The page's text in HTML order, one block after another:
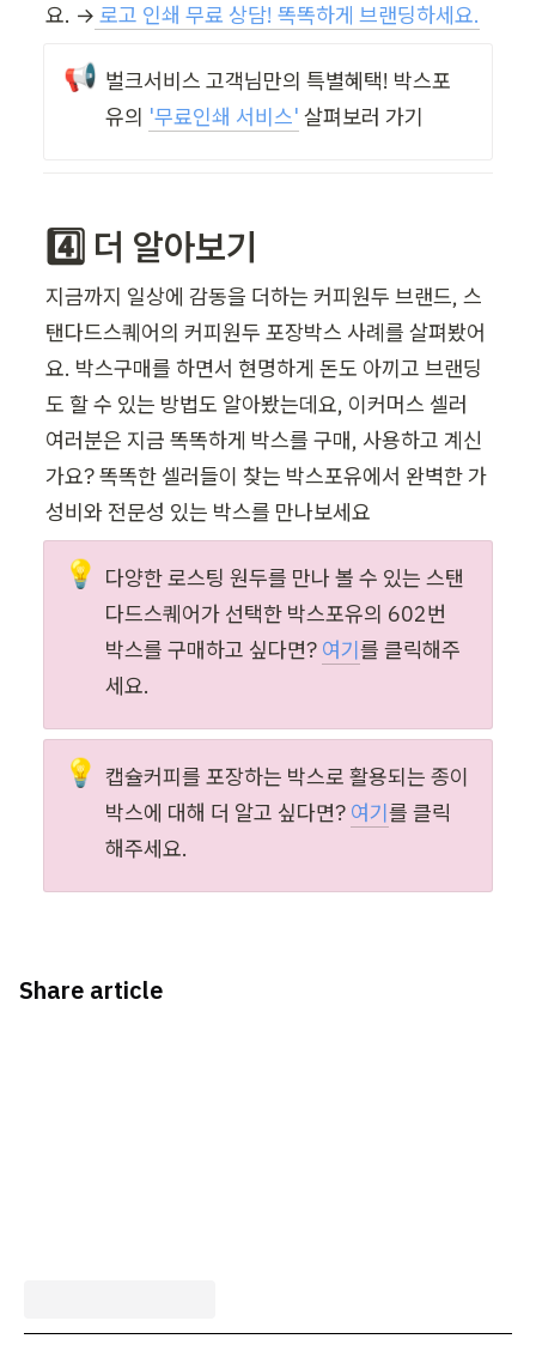
요. → 로고 인쇄 무료 상담! 똑똑하게 브랜딩하세요.
📢 벌크서비스 고객님만의 특별혜택! 박스포
유의 '무료인쇄 서비스' 살펴보러 가기
4️⃣ 더 알아보기
지금까지 일상에 감동을 더하는 커피원두 브랜드, 스
탠다드스퀘어의 커피원두 포장박스 사례를 살펴봤어
요. 박스구매를 하면서 현명하게 돈도 아끼고 브랜딩
도 할 수 있는 방법도 알아봤는데요, 이커머스 셀러
여러분은 지금 똑똑하게 박스를 구매, 사용하고 계신
가요? 똑똑한 셀러들이 찾는 박스포유에서 완벽한 가
성비와 전문성 있는 박스를 만나보세요
💡 다양한 로스팅 원두를 만나 볼 수 있는 스탠
다드스퀘어가 선택한 박스포유의 602번
박스를 구매하고 싶다면? 여기를 클릭해주
세요.
💡 캡슐커피를 포장하는 박스로 활용되는 종이
박스에 대해 더 알고 싶다면? 여기를 클릭
해주세요.
Share article